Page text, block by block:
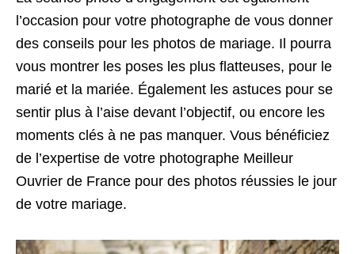
l’occasion pour votre photographe de vous donner
des conseils pour les photos de mariage. Il pourra
vous montrer les poses les plus flatteuses, pour le
marié et la mariée. Également les astuces pour se
sentir plus à l’aise devant l’objectif, ou encore les
moments clés à ne pas manquer. Vous bénéficiez
de l’expertise de votre photographe Meilleur
Ouvrier de France pour des photos réussies le jour
de votre mariage.